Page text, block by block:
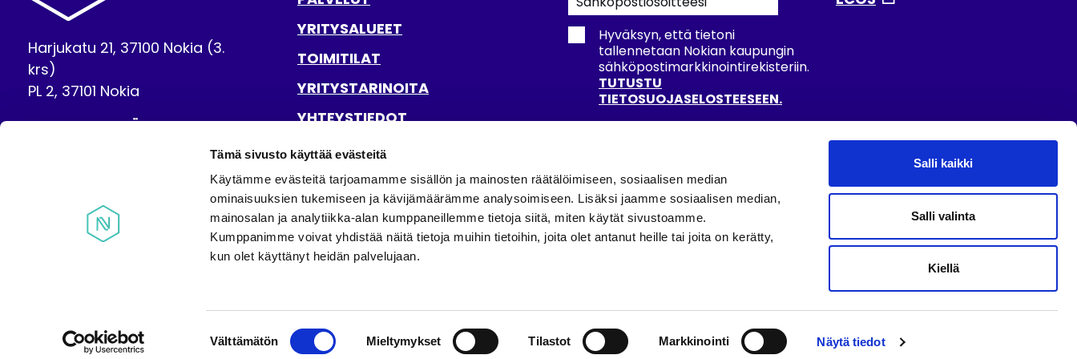
Tämä sivusto käyttää evästeitä
Käytämme evästeitä tarjoamamme sisällön ja mainosten räätälöimiseen, sosiaalisen median
ominaisuuksien tukemiseen ja kävijämäärämme analysoimiseen. Lisäksi jaamme sosiaalisen median,
mainosalan ja analytiikka-alan kumppaneillemme tietoja siitä, miten käytät sivustoamme.
Kumppanimme voivat yhdistää näitä tietoja muihin tietoihin, joita olet antanut heille tai joita on kerätty,
kun olet käyttänyt heidän palvelujaan.
Välttämätön Mieltymykset Tilastot Markkinointi Näytä tiedot
Salli kaikki
Salli valinta
Kiellä
Harjukatu 21, 37100 Nokia (3.
krs)
PL 2, 37101 Nokia
OTA YHTEYTTÄ
BUSINESS NOKIA FACEBOOKISSA
NOKIAN KAUPUNKI INSTAGRAMISSA
NOKIAN KAUPUNKI YOUTUBESSA
YRITYSALUEET
TOIMITILAT
YRITYSTARINOITA
YHTEYSTIEDOT
SAAVUTETTAVUUSSELOSTE
Hyväksyn, että tietoni
tallennetaan Nokian kaupungin
sähköpostimarkkinointirekisteriin.
TUTUSTU
TIETOSUOJASELOSTEESEEN.
TILAA UUTISKIRJE
© 2020 NOKIAN KAUPUNKI